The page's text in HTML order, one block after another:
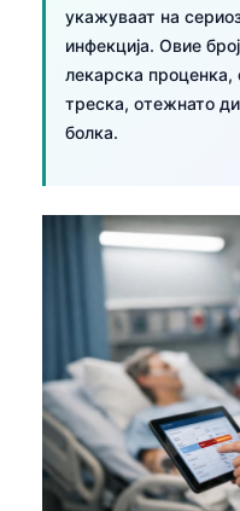
укажуваат на
инфекција. Овие
лекарска проценка,
треска, отежнато
болка.
தமிழ்
ગુજરાતી
ಕನ್ನಡ
മലയാളം
Bahasa Melayu
Tagalog
ភាសាខ្មែរ
Kiswahili
አማርኛ